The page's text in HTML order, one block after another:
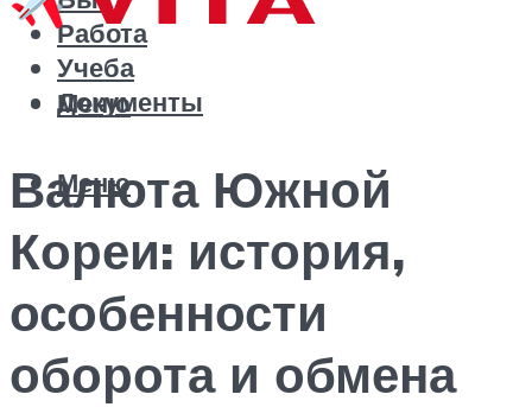
Работа
Учеба
Документы
Меню
Меню
Валюта Южной
Кореи: история,
особенности
оборота и обмена